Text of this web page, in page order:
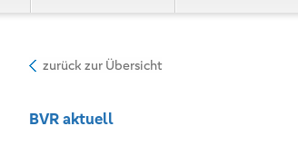
zurück zur Übersicht
BVR aktuell